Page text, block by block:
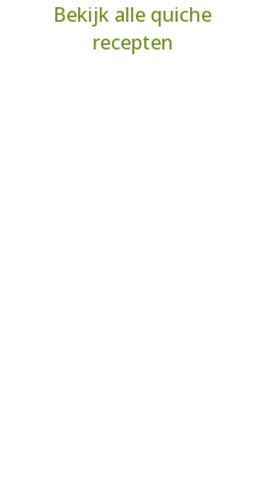
Bekijk alle quiche
recepten